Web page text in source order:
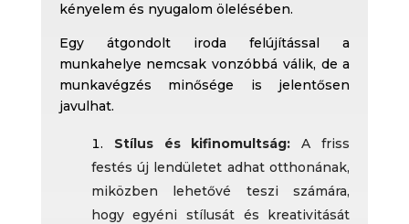
kényelem és nyugalom ölelésében.
Egy átgondolt iroda felújítással a
munkahelye nemcsak vonzóbbá válik, de a
munkavégzés minősége is jelentősen
javulhat.
Stílus és kifinomultság: A friss
festés új lendületet adhat otthonának,
miközben lehetővé teszi számára,
hogy egyéni stílusát és kreativitását